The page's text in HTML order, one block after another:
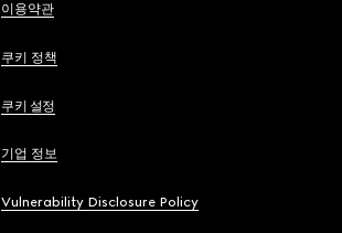
이용약관
쿠키 정책
쿠키 설정
기업 정보
Vulnerability Disclosure Policy